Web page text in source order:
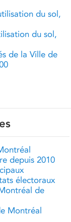
du sol,
du sol,
de la Ville de
depuis 2010
électoraux
de
Montréal